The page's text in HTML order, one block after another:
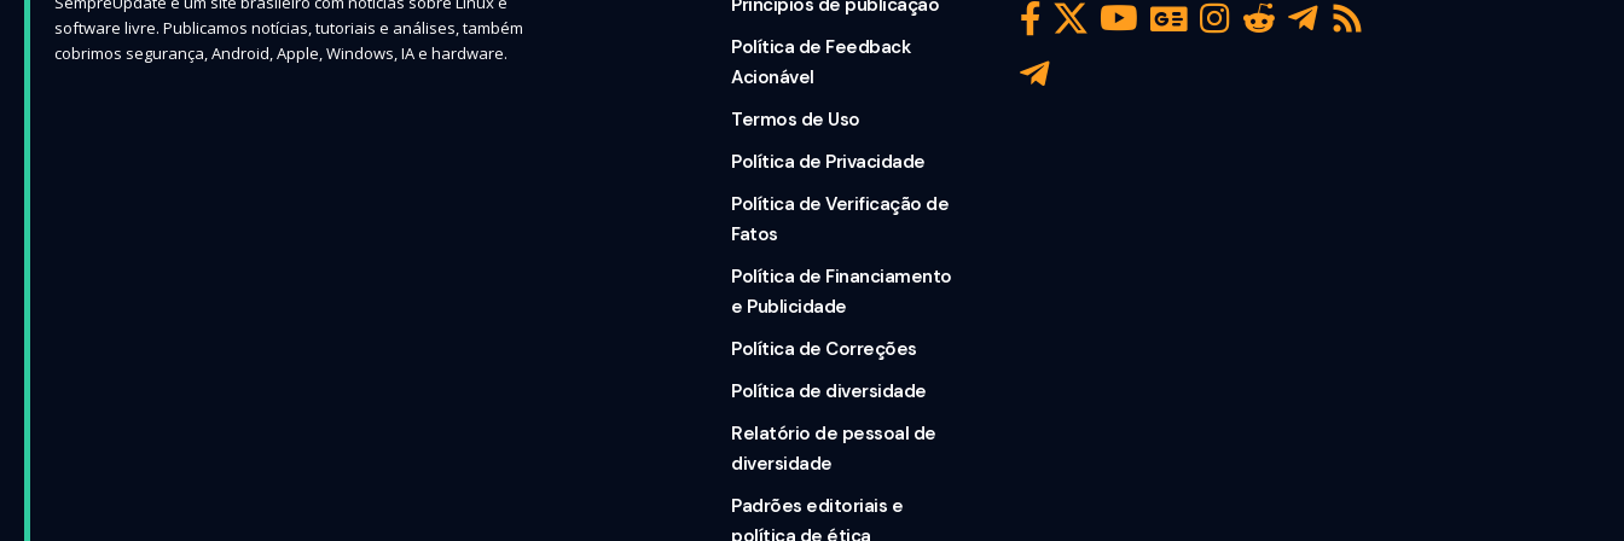
software livre. Publicamos notícias, tutoriais e análises, também
cobrimos segurança, Android, Apple, Windows, IA e hardware.
Política de Feedback
Acionável
Termos de Uso
Política de Privacidade
Política de Verificação de
Fatos
Política de Financiamento
e Publicidade
Política de Correções
Política de diversidade
Relatório de pessoal de
diversidade
Padrões editoriais e
política de ética